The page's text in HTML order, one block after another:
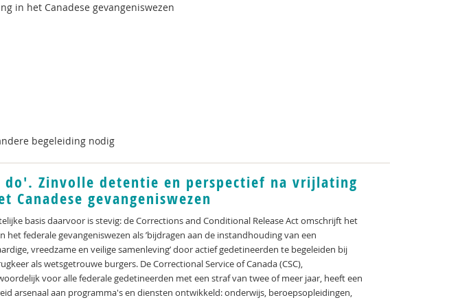
in het Canadese gevangeniswezen
begeleiding nodig
do'. Zinvolle detentie en perspectief na vrijlating
Canadese gevangeniswezen
basis daarvoor is stevig: de Corrections and Conditional Release Act omschrijft het
het federale gevangeniswezen als ’bijdragen aan de instandhouding van een
vreedzame en veilige samenleving’ door actief gedetineerden te begeleiden bij
als wetsgetrouwe burgers. De Correctional Service of Canada (CSC),
voor alle federale gedetineerden met een straf van twee of meer jaar, heeft een
arsenaal aan programma's en diensten ontwikkeld: onderwijs, beroepsopleidingen,